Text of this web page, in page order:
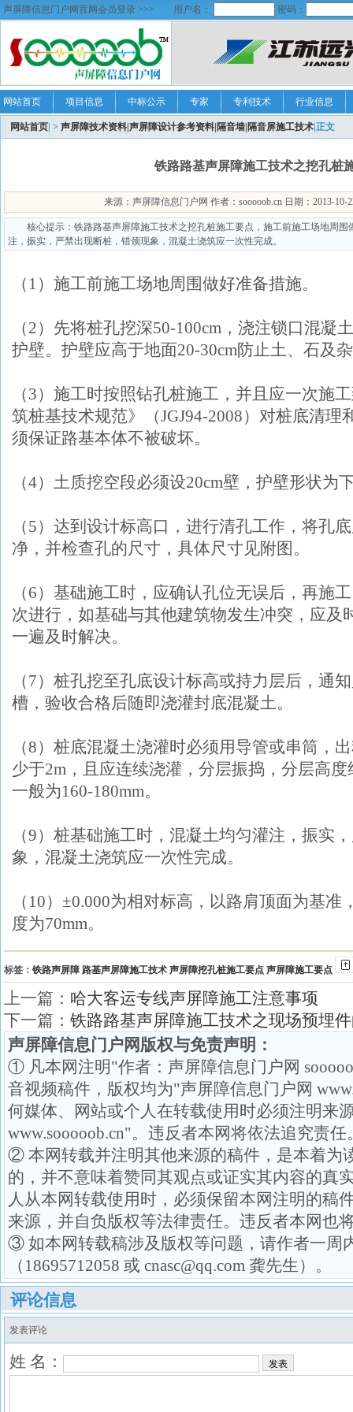
声屏障信息门户网官网会员登录 >>> 用户名： 密码：
网站首页 项目信息 中标公示 专家 专利技术 行业信息
网站首页 | > 声屏障技术资料|声屏障设计参考资料|隔音墙|隔音屏施工技术 |正文
铁路路基声屏障施工技术之挖孔桩
来源：声屏障信息门户网 作者：sooooob.cn 日期：2013-
核心提示：铁路路基声屏障施工技术之挖孔桩施工要点，施工前施工场地周
注，振实，严禁出现断桩，错颈现象，混凝土浇筑应一次性完成。
（1）施工前施工场地周围做好准备措施。
（2）先将桩孔挖深50-100cm，浇注锁口混凝
护壁。护壁应高于地面20-30cm防止土、石及
（3）施工时按照钻孔桩施工，并且应一次施
筑桩基技术规范》（JGJ94-2008）对桩底清理
须保证路基本体不被破坏。
（4）土质挖空段必须设20cm壁，护壁形状为
（5）达到设计标高口，进行清孔工作，将孔
净，并检查孔的尺寸，具体尺寸见附图。
（6）基础施工时，应确认孔位无误后，再施
次进行，如基础与其他建筑物发生冲突，应及
一遍及时解决。
（7）桩孔挖至孔底设计标高或持力层后，通
槽，验收合格后随即浇灌封底混凝土。
（8）桩底混凝土浇灌时必须用导管或串筒，
少于2m，且应连续浇灌，分层振捣，分层高
一般为160-180mm。
（9）桩基础施工时，混凝土均匀灌注，振实
象，混凝土浇筑应一次性完成。
（10）±0.000为相对标高，以路肩顶面为基
度为70mm。
标签： 铁路声屏障 路基声屏障施工技术 声屏障挖孔桩施工要点 声屏障施工要点
上一篇： 哈大客运专线声屏障施工注意事项
下一篇： 铁路路基声屏障施工技术之现场预埋
声屏障信息门户网版权与免责声明：
① 凡本网注明"作者：声屏障信息门户网
音视频稿件，版权均为"声屏障信息门户网
何媒体、网站或个人在转载使用时必须注明来
www.sooooob.cn"。违反者本网将依法追究责任
② 本网转载并注明其他来源的稿件，是本着为
的，并不意味着赞同其观点或证实其内容的真
人从本网转载使用时，必须保留本网注明的稿
来源，并自负版权等法律责任。违反者本网也
③ 如本网转载稿涉及版权等问题，请作者一周
（18695712058 或 cnasc@qq.com 龚先生）。
评论信息
发表评论
姓 名： 发表